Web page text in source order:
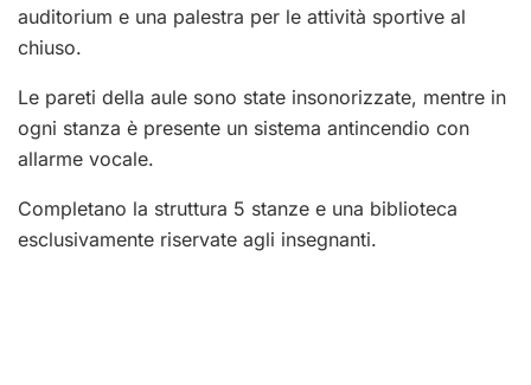
auditorium e una palestra per le attività sportive al
chiuso.
Le pareti della aule sono state insonorizzate, mentre in
ogni stanza è presente un sistema antincendio con
allarme vocale.
Completano la struttura 5 stanze e una biblioteca
esclusivamente riservate agli insegnanti.